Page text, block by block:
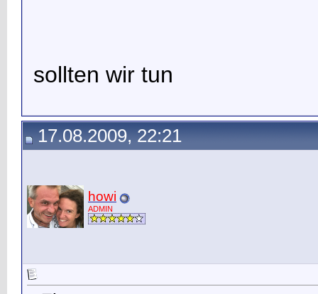
sollten wir tun
17.08.2009, 22:21
howi
ADMIN